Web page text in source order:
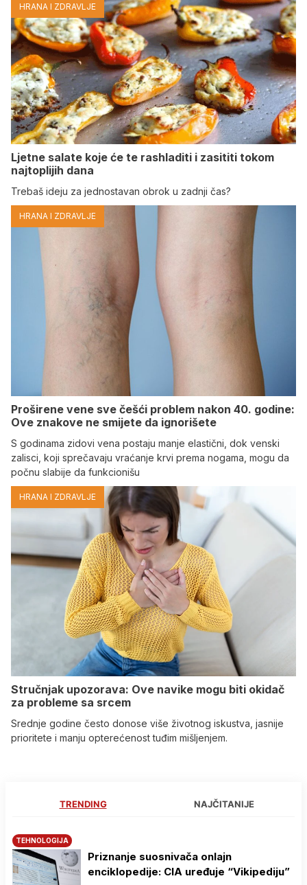
HRANA I ZDRAVLJE
Ljetne salate koje će te rashladiti i zasititi tokom
najtoplijih dana
Trebaš ideju za jednostavan obrok u zadnji čas?
HRANA I ZDRAVLJE
Proširene vene sve češći problem nakon 40. godine:
Ove znakove ne smijete da ignorišete
S godinama zidovi vena postaju manje elastični, dok venski
zalisci, koji sprečavaju vraćanje krvi prema nogama, mogu da
počnu slabije da funkcionišu
HRANA I ZDRAVLJE
Stručnjak upozorava: Ove navike mogu biti okidač
za probleme sa srcem
Srednje godine često donose više životnog iskustva, jasnije
prioritete i manju opterećenost tuđim mišljenjem.
TRENDING NAJČITANIJE
TEHNOLOGIJA
Priznanje suosnivača onlajn
enciklopedije: CIA uređuje “Vikipediju”